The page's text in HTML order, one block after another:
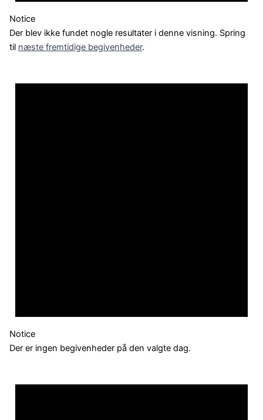
Notice
Der blev ikke fundet nogle resultater i denne visning. Spring
til næste fremtidige begivenheder.
Notice
Der er ingen begivenheder på den valgte dag.